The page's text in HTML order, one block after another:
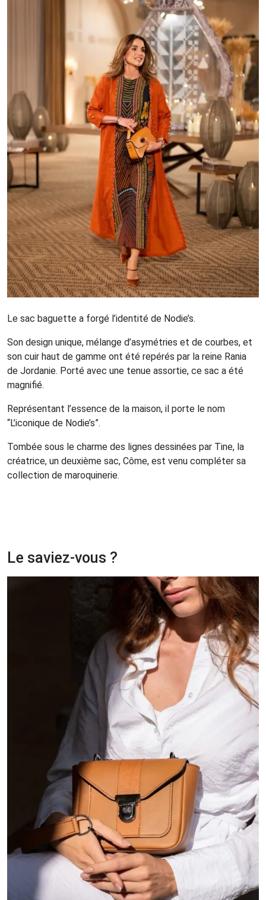
Le sac baguette a forgé l’identité de Nodie’s.
Son design unique, mélange d’asymétries et de courbes, et
son cuir haut de gamme ont été repérés par la reine Rania
de Jordanie. Porté avec une tenue assortie, ce sac a été
magnifié.
Représentant l’essence de la maison, il porte le nom
“L’iconique de Nodie’s”.
Tombée sous le charme des lignes dessinées par Tine, la
créatrice, un deuxième sac, Côme, est venu compléter sa
collection de maroquinerie.
Le saviez-vous ?